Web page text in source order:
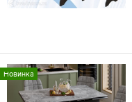
Новинка